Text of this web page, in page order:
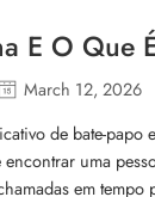
E O Que
March 12, 2026
de bate-papo
uma
em tempo